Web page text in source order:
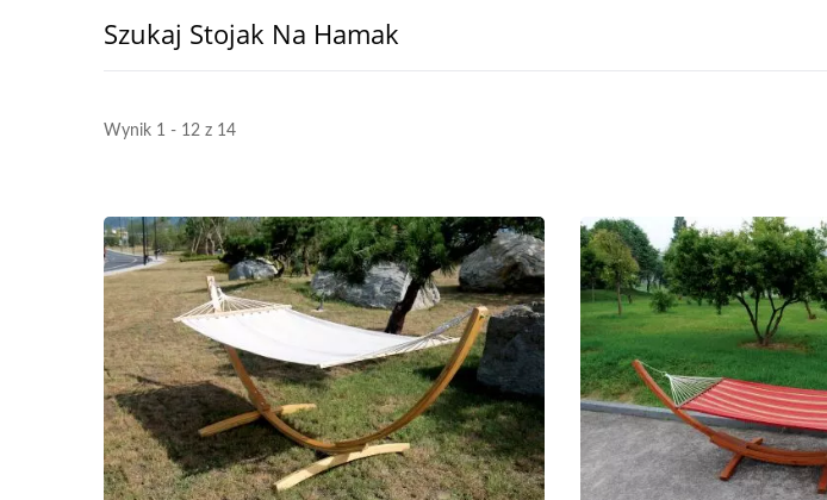
Szukaj Stojak Na Hamak
Wynik 1 - 12 z 14